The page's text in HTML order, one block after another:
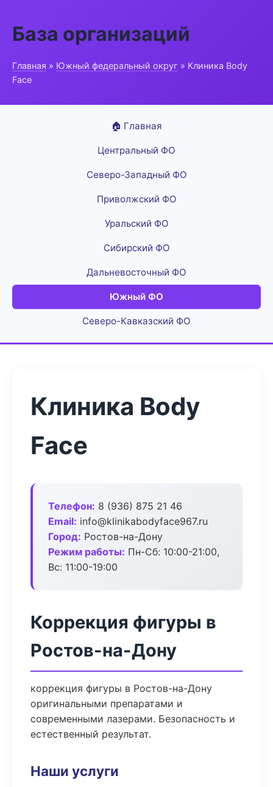
База организаций
Главная » Южный федеральный округ » Клиника Body
Face
🏠 Главная
Центральный ФО
Северо-Западный ФО
Приволжский ФО
Уральский ФО
Сибирский ФО
Дальневосточный ФО
Южный ФО
Северо-Кавказский ФО
Клиника Body
Face
Телефон: 8 (936) 875 21 46
Email: info@klinikabodyface967.ru
Город: Ростов-на-Дону
Режим работы: Пн-Сб: 10:00-21:00,
Вс: 11:00-19:00
Коррекция фигуры в
Ростов-на-Дону
коррекция фигуры в Ростов-на-Дону
оригинальными препаратами и
современными лазерами. Безопасность и
естественный результат.
Наши услуги